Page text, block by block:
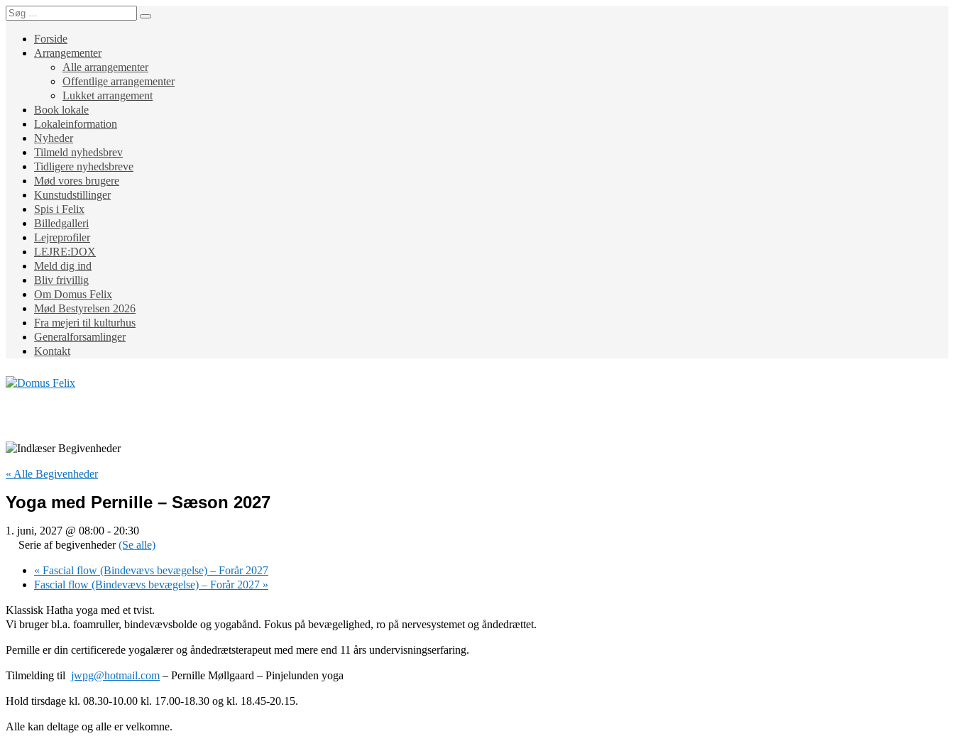
Forside
Arrangementer
Alle arrangementer
Offentlige arrangementer
Lukket arrangement
Book lokale
Lokaleinformation
Nyheder
Tilmeld nyhedsbrev
Tidligere nyhedsbreve
Mød vores brugere
Kunstudstillinger
Spis i Felix
Billedgalleri
Lejreprofiler
LEJRE:DOX
Meld dig ind
Bliv frivillig
Om Domus Felix
Mød Bestyrelsen 2026
Fra mejeri til kulturhus
Generalforsamlinger
Kontakt
« Alle Begivenheder
Yoga med Pernille – Sæson 2027
1. juni, 2027 @ 08:00 - 20:30
Serie af begivenheder(Se alle)
« Fascial flow (Bindevævs bevægelse) – Forår 2027
Fascial flow (Bindevævs bevægelse) – Forår 2027 »
Klassisk Hatha yoga med et tvist.
Vi bruger bl.a. foamruller, bindevævsbolde og yogabånd. Fokus på bevægelighed, ro på nervesystemet og åndedrættet.
Pernille er din certificerede yogalærer og åndedrætsterapeut med mere end 11 års undervisningserfaring.
Tilmelding til jwpg@hotmail.com – Pernille Møllgaard – Pinjelunden yoga
Hold tirsdage kl. 08.30-10.00 kl. 17.00-18.30 og kl. 18.45-20.15.
Alle kan deltage og alle er velkomne.